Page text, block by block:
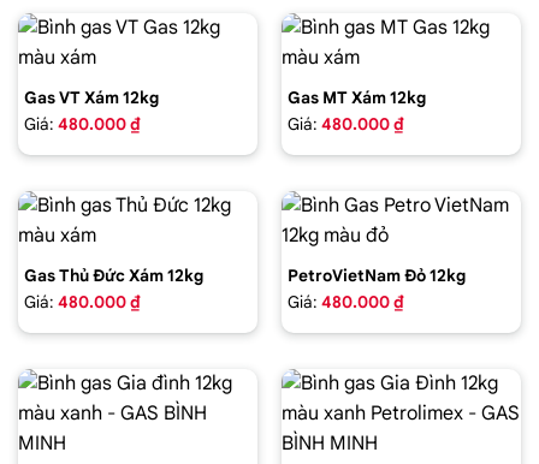
Gas VT Xám 12kg
Giá: 480.000 ₫
Gas MT Xám 12kg
Giá: 480.000 ₫
Gas Thủ Đức Xám 12kg
Giá: 480.000 ₫
PetroVietNam Đỏ 12kg
Giá: 480.000 ₫